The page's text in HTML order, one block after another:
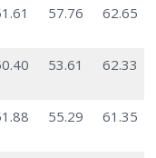
57.76 62.65
53.61 62.33
55.29 61.35